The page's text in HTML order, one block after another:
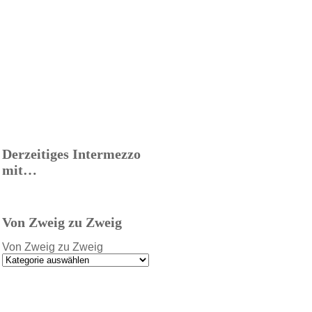
Derzeitiges Intermezzo
mit…
Von Zweig zu Zweig
Von Zweig zu Zweig